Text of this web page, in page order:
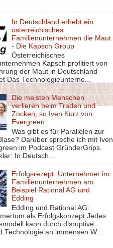
In Deutschland erhebt ein
österreichisches
Familienunternehmen die Maut
- Die Kapsch Group
Österreichisches
Kapsch profitiert von
der Maut in Deutschland
Das Technologieunterne...
Die meisten Menschen
verlieren beim Traden und
Zocken, so Iven Kurz von
Evergreen
Was gibt es für Parallelen zur
Darüber spreche ich mit Iven
im Podcast GründerGrips.
In Deutsch...
Erfolgsrezept: Unternehmer im
Familienunternehmen am
Beispiel Rational AG und
Edding
Edding und Rational AG:
als Erfolgskonzept Jedes
kann durch disruptive
Technologie an immensen W...